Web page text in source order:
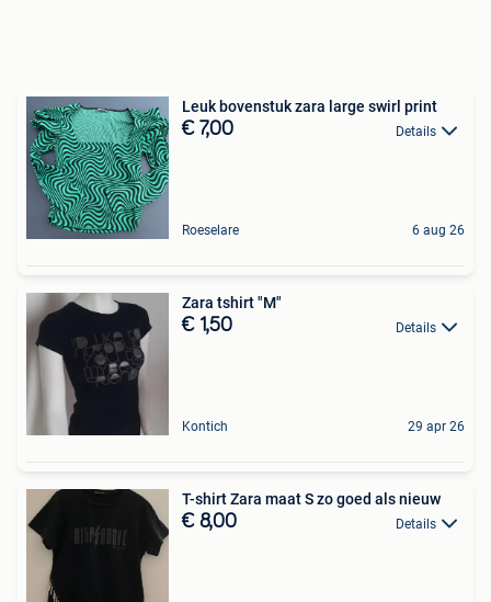
Leuk bovenstuk zara large swirl print
€ 7,00 Details
Roeselare 6 aug 26
Zara tshirt "M"
€ 1,50 Details
Kontich 29 apr 26
T-shirt Zara maat S zo goed als nieuw
€ 8,00 Details